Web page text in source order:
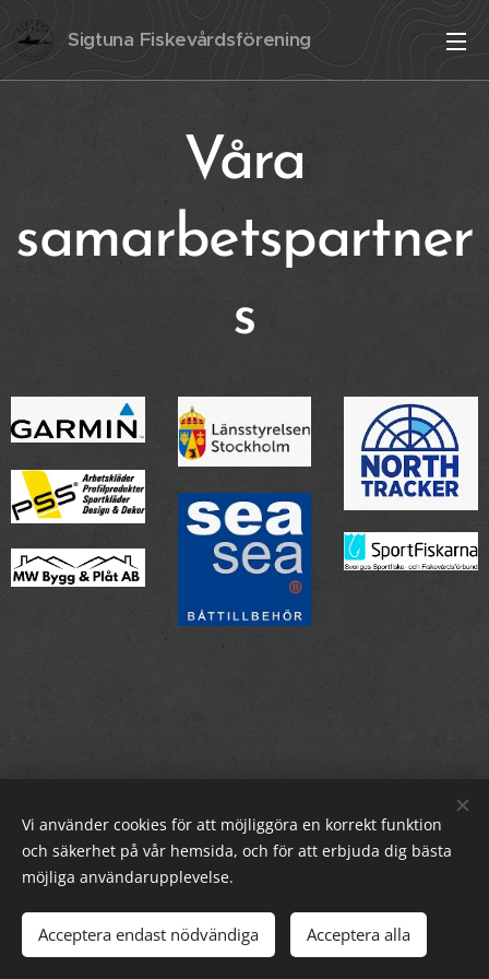
Sigtuna Fiskevårdsförening
Våra
samarbetspartner
s
© 2026 Sigtuna Fiskefårdsförening, alla rättigheter reserverade
info@sigtunafvf.se
Cookies
Vi använder cookies för att möjliggöra en korrekt funktion
och säkerhet på vår hemsida, och för att erbjuda dig bästa
möjliga användarupplevelse.
Acceptera endast nödvändiga Acceptera alla